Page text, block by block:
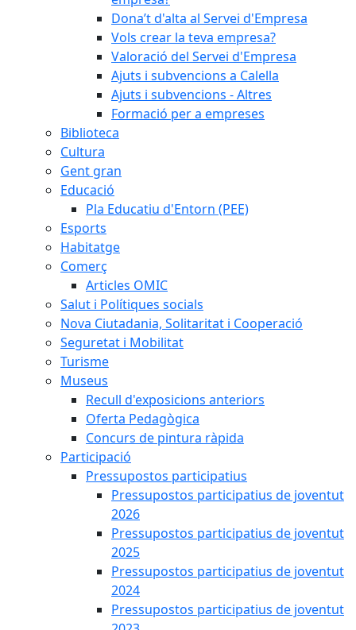
Dona’t d'alta al Servei d'Empresa
Vols crear la teva empresa?
Valoració del Servei d'Empresa
Ajuts i subvencions a Calella
Ajuts i subvencions - Altres
Formació per a empreses
Biblioteca
Cultura
Gent gran
Educació
Pla Educatiu d'Entorn (PEE)
Esports
Habitatge
Comerç
Articles OMIC
Salut i Polítiques socials
Nova Ciutadania, Solitaritat i Cooperació
Seguretat i Mobilitat
Turisme
Museus
Recull d'exposicions anteriors
Oferta Pedagògica
Concurs de pintura ràpida
Participació
Pressupostos participatius
Pressupostos participatius de joventut
2026
Pressupostos participatius de joventut
2025
Pressupostos participatius de joventut
2024
Pressupostos participatius de joventut